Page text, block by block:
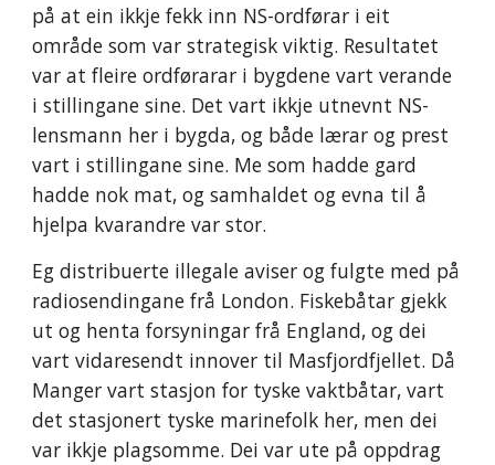
på at ein ikkje fekk inn NS-ordførar i eit
område som var strategisk viktig. Resultatet
var at fleire ordførarar i bygdene vart verande
i stillingane sine. Det vart ikkje utnevnt NS-
lensmann her i bygda, og både lærar og prest
vart i stillingane sine. Me som hadde gard
hadde nok mat, og samhaldet og evna til å
hjelpa kvarandre var stor.
Eg distribuerte illegale aviser og fulgte med på
radiosendingane frå London. Fiskebåtar gjekk
ut og henta forsyningar frå England, og dei
vart vidaresendt innover til Masfjordfjellet. Då
Manger vart stasjon for tyske vaktbåtar, vart
det stasjonert tyske marinefolk her, men dei
var ikkje plagsomme. Dei var ute på oppdrag